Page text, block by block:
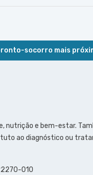
socorro mais
nutrição e bem-estar.
ao diagnóstico ou
010